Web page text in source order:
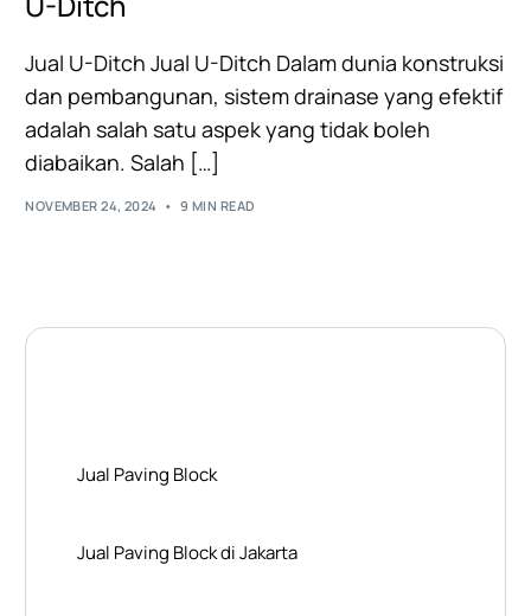
Jual U-Ditch Jual U-Ditch Dalam dunia konstruksi
dan pembangunan, sistem drainase yang efektif
adalah salah satu aspek yang tidak boleh
diabaikan. Salah […]
NOVEMBER 24, 2024 9 MIN READ
Jual Paving Block
Jual Paving Block di Jakarta